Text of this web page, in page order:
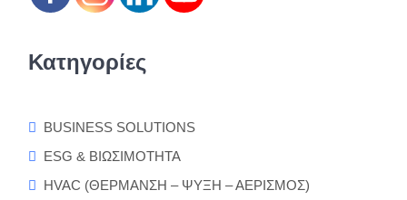
Κατηγορίες
BUSINESS SOLUTIONS
ESG & ΒΙΩΣΙΜΟΤΗΤΑ
HVAC (ΘΕΡΜΑΝΣΗ – ΨΥΞΗ – ΑΕΡΙΣΜΟΣ)